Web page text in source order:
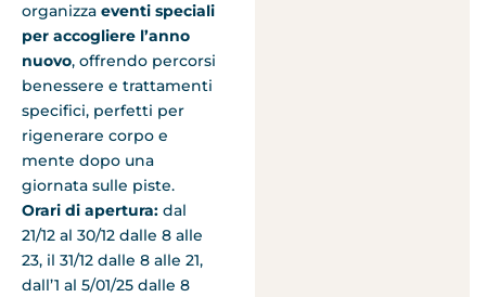
organizza eventi speciali
per accogliere l’anno
nuovo, offrendo percorsi
benessere e trattamenti
specifici, perfetti per
rigenerare corpo e
mente dopo una
giornata sulle piste.
Orari di apertura: dal
21/12 al 30/12 dalle 8 alle
23, il 31/12 dalle 8 alle 21,
dall’1 al 5/01/25 dalle 8